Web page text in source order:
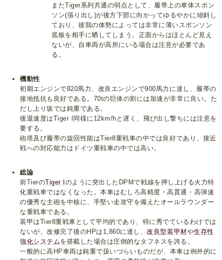
またTiger系列共通の弱点として、履帯上の車体スポン
ソン(張り出し)が後方下部に向かってゆるやかに傾斜し
ており、彼我の体勢によっては非常に薄いスポンソン
底板を相手に晒してしまう。正面からはほとんど見え
ないが、自車両が高所にいる場合は注意が必要であ
る。
機動性
初期エンジンで820馬力、改良エンジンで900馬力に達し、履帯の
接地抵抗も良好である。70tの巨体の割には加速が非常に良い。た
だし上り坂では鈍重である。
後退速度はTiger I同様に12km/hと遅く、飛び出し撃ちには注意を
要する。
砲塔及び履帯の旋回性能はTier8重戦車の中では良好であり、接近
戦への対応能力はドイツ重戦車の中では高い。
総論
前TierのTiger I のように突出したDPMで戦線を押し上げる火力特
化重戦車ではなくなった。本車はむしろ高精度・高貫通・高弾速
の優秀な主砲を中核に、手堅い走攻守を備えたオールラウンダー
な重戦車である。
装甲はTier8重戦車として平均的であり、特に秀でているわけでは
ないが、改修完了後のHPは1,860に達し、改良型装甲材や生存性
強化システムを搭載した場合は圧倒的なタフネスを誇る。
一般的に高HP車両は鈍重で扱いづらいものだが、本車は例外的に